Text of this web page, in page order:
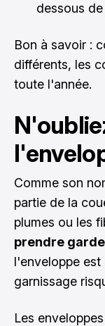
dessous de
Bon à savoir :
différents, les
toute l'année.
Comme son
partie de la
plumes ou les
prendre
l'enveloppe est
garnissage
Les